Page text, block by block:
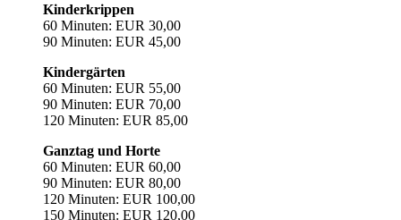
Kinderkrippen
60 Minuten: EUR 30,00
90 Minuten: EUR 45,00
Kindergärten
60 Minuten: EUR 55,00
90 Minuten: EUR 70,00
120 Minuten: EUR 85,00
Ganztag und Horte
60 Minuten: EUR 60,00
90 Minuten: EUR 80,00
120 Minuten: EUR 100,00
150 Minuten: EUR 120,00